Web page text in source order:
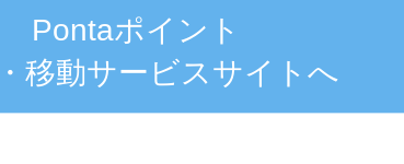
Pontaポイント
移動サービスサイトへ